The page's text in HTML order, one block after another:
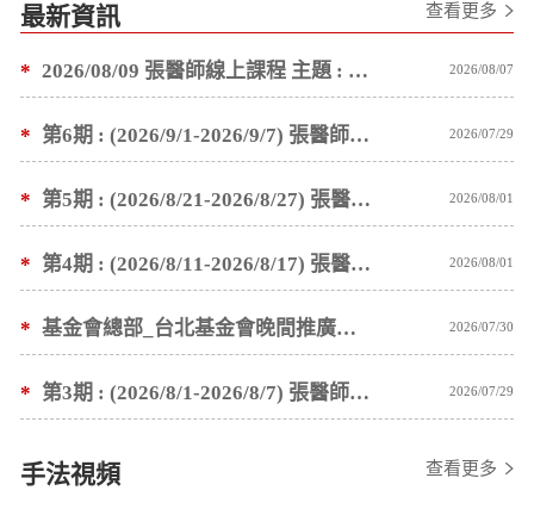
最新資訊 查看更多
* 2026/08/09 張醫師線上課程 主題 : 褥瘡案例後續追蹤 及按推方法 2026/08/07
* 第6期 : (2026/9/1-2026/9/7) 張醫師親自培訓手法 廣州基礎班7 天錄取名單公告 2026/07/29
* 第5期 : (2026/8/21-2026/8/27) 張醫師親自培訓手法 廣州基礎班7 天錄取名單公告 2026/08/01
* 第4期 : (2026/8/11-2026/8/17) 張醫師親自培訓手法 廣州基礎班7 天錄取名單公告 2026/08/01
* 基金會總部_台北基金會晚間推廣暫停服務公告 2026/07/30
* 第3期 : (2026/8/1-2026/8/7) 張醫師親自培訓手法 廣州基礎班7 天錄取名單公告 2026/07/29
手法視頻 查看更多